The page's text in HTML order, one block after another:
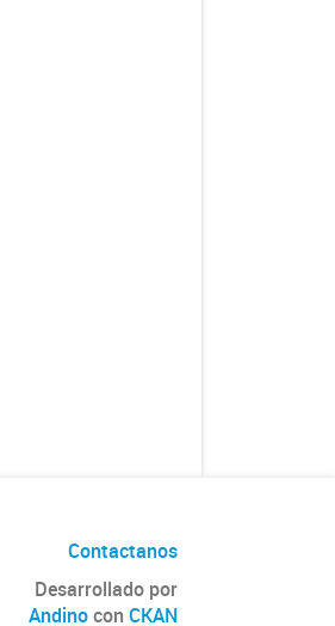
Contactanos
Desarrollado por
Andinocon CKAN